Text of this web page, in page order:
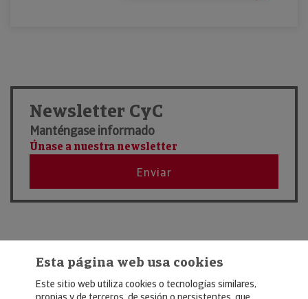
Newsletter CyC
Manténgase informado
Únase a nuestra newsletter
Enviar
Esta página web usa cookies
Este sitio web utiliza cookies o tecnologías similares,